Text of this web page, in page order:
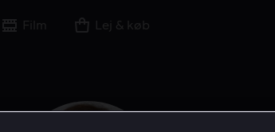
Film Lej & køb